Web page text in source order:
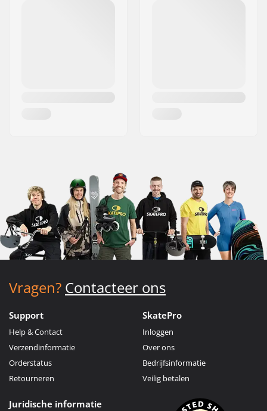
Vragen? Contacteer ons
Support
Help & Contact
Verzendinformatie
Orderstatus
Retourneren
SkatePro
Inloggen
Over ons
Bedrijfsinformatie
Veilig betalen
Juridische informatie